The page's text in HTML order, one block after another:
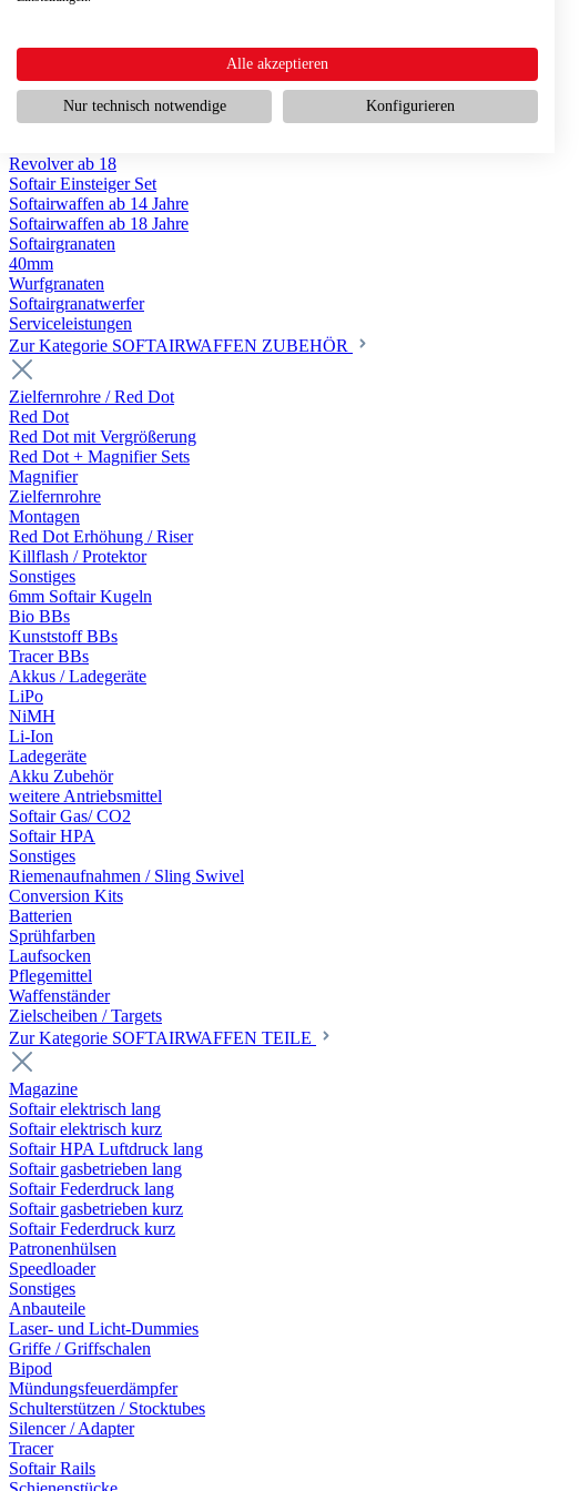
Scharfschützengewehr ab 18
Softair Pistolen
Softair Pistolen elektrisch ab 14
Softair Pistolen Federdruck ab 14
Softair Pistolen HPA Luftdruck ab 18
Revolver ab 18
Softair Einsteiger Set
Softairwaffen ab 14 Jahre
Softairwaffen ab 18 Jahre
Softairgranaten
40mm
Wurfgranaten
Softairgranatwerfer
Serviceleistungen
Zur Kategorie SOFTAIRWAFFEN ZUBEHÖR
Zielfernrohre / Red Dot
Red Dot
Red Dot mit Vergrößerung
Red Dot + Magnifier Sets
Magnifier
Zielfernrohre
Montagen
Red Dot Erhöhung / Riser
Killflash / Protektor
Sonstiges
6mm Softair Kugeln
Bio BBs
Kunststoff BBs
Tracer BBs
Akkus / Ladegeräte
LiPo
NiMH
Li-Ion
Ladegeräte
Akku Zubehör
weitere Antriebsmittel
Softair Gas/ CO2
Softair HPA
Sonstiges
Riemenaufnahmen / Sling Swivel
Conversion Kits
Batterien
Sprühfarben
Laufsocken
Pflegemittel
Waffenständer
Zielscheiben / Targets
Zur Kategorie SOFTAIRWAFFEN TEILE
Magazine
Softair elektrisch lang
Softair elektrisch kurz
Softair HPA Luftdruck lang
Softair gasbetrieben lang
Softair Federdruck lang
Softair gasbetrieben kurz
Softair Federdruck kurz
Patronenhülsen
Speedloader
Sonstiges
Anbauteile
Laser- und Licht-Dummies
Griffe / Griffschalen
Bipod
Mündungsfeuerdämpfer
Schulterstützen / Stocktubes
Silencer / Adapter
Tracer
Softair Rails
Alle akzeptieren
Nur technisch notwendige Konfigurieren